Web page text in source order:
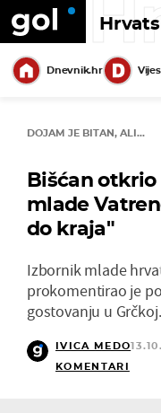
Dnevnik.hr
DOJAM JE BITAN, ALI...
Bišćan
mlade
do kraja"
Izbornik mlade
prokomentirao je
gostovanju u
IVICA MEDO
KOMENTARI